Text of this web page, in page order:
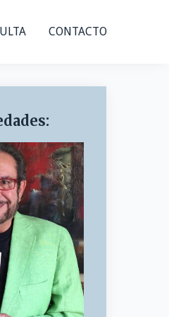
CONTACTO